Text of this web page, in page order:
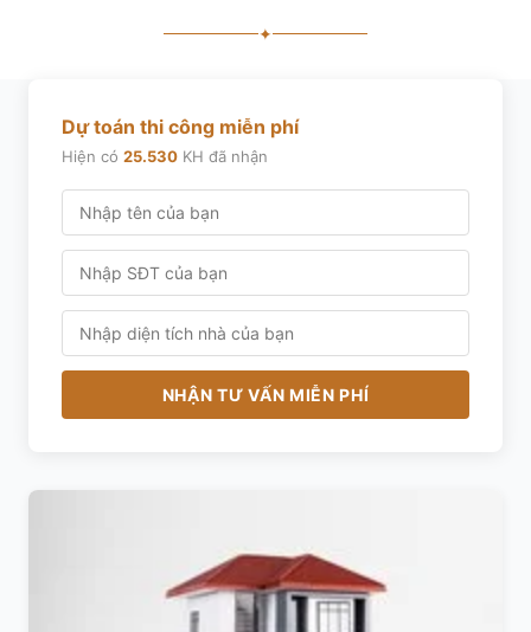
✦
Dự toán thi công miễn phí
Hiện có 25.530 KH đã nhận
NHẬN TƯ VẤN MIỄN PHÍ